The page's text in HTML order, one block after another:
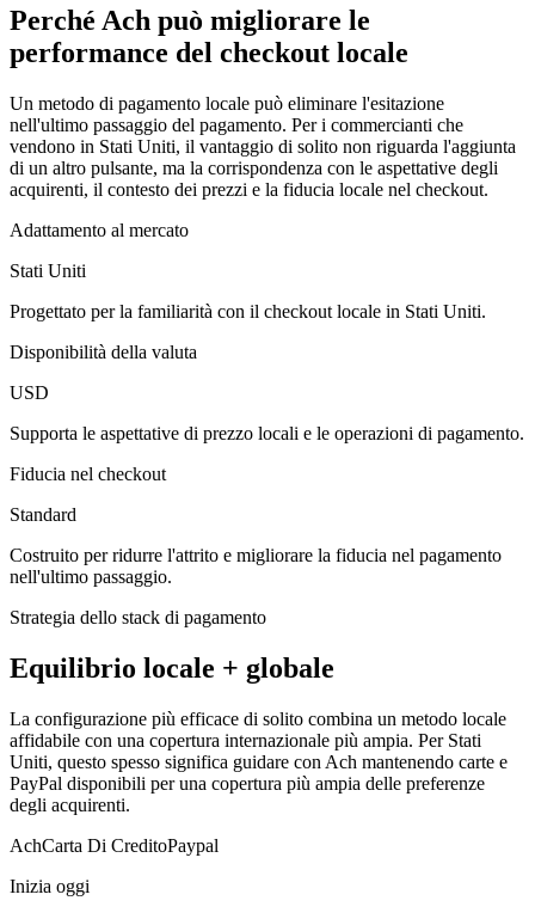
Perché Ach può migliorare le
performance del checkout locale
Un metodo di pagamento locale può eliminare l'esitazione
nell'ultimo passaggio del pagamento. Per i commercianti che
vendono in Stati Uniti, il vantaggio di solito non riguarda l'aggiunta
di un altro pulsante, ma la corrispondenza con le aspettative degli
acquirenti, il contesto dei prezzi e la fiducia locale nel checkout.
Adattamento al mercato
Stati Uniti
Progettato per la familiarità con il checkout locale in Stati Uniti.
Disponibilità della valuta
USD
Supporta le aspettative di prezzo locali e le operazioni di pagamento.
Fiducia nel checkout
Standard
Costruito per ridurre l'attrito e migliorare la fiducia nel pagamento
nell'ultimo passaggio.
Strategia dello stack di pagamento
Equilibrio locale + globale
La configurazione più efficace di solito combina un metodo locale
affidabile con una copertura internazionale più ampia. Per Stati
Uniti, questo spesso significa guidare con Ach mantenendo carte e
PayPal disponibili per una copertura più ampia delle preferenze
degli acquirenti.
AchCarta Di CreditoPaypal
Inizia oggi